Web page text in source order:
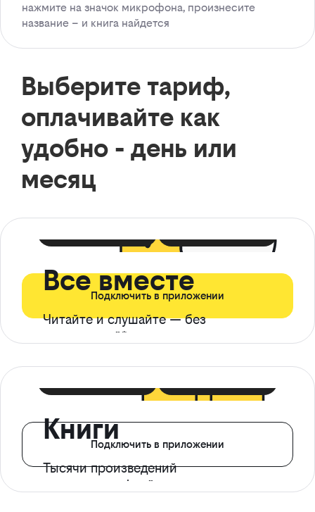
нажмите на значок микрофона, произнесите
название – и книга найдется
Выберите тариф,
оплачивайте как
удобно - день или
месяц
Все вместе
Читайте и слушайте — без
ограничений*
Подключить в приложении
Книги
Тысячи произведений
с доступом офлайн
Подключить в приложении